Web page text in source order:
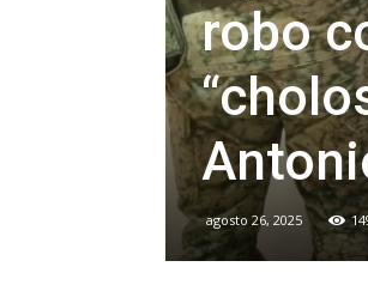
robo
agosto 26, 2025